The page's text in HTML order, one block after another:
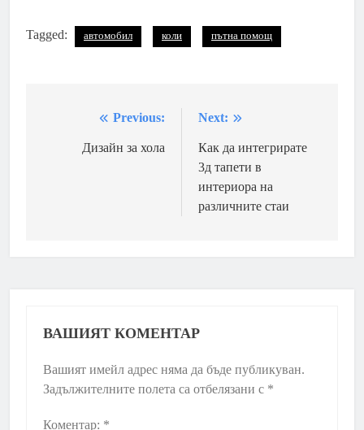
Tagged: автомобил коли пътна помощ
Навигация
Previous:
Дизайн за хола
Next:
Как да интегрирате
3д тапети в
интериора на
различните стаи
ВАШИЯТ КОМЕНТАР
Вашият имейл адрес няма да бъде публикуван.
Задължителните полета са отбелязани с *
Коментар: *